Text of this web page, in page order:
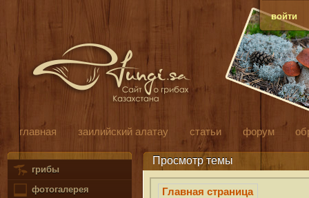
войти
главная заилийский алатау статьи форум
грибы
фотогалерея
Просмотр темы
Главная страница